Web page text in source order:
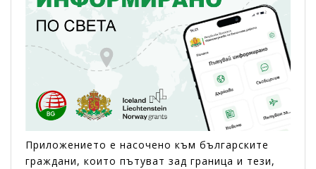
Приложението е насоченo към българските
граждани, които пътуват зад граница и тези,